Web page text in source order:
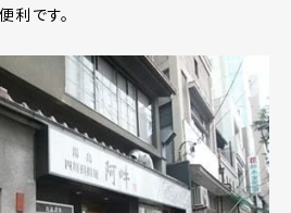
利です。